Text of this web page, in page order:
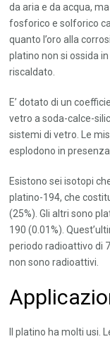
da aria e da acqua,
fosforico e solforico
quanto l’oro alla
platino non si ossida
riscaldato.
E’ dotato di un
vetro a soda-calce-
sistemi di vetro. Le
esplodono in
Esistono sei isotopi
platino-194, che
(25%). Gli altri sono
190 (0.01%).
periodo radioattivo di
non sono radioattivi.
Il platino ha molti usi.